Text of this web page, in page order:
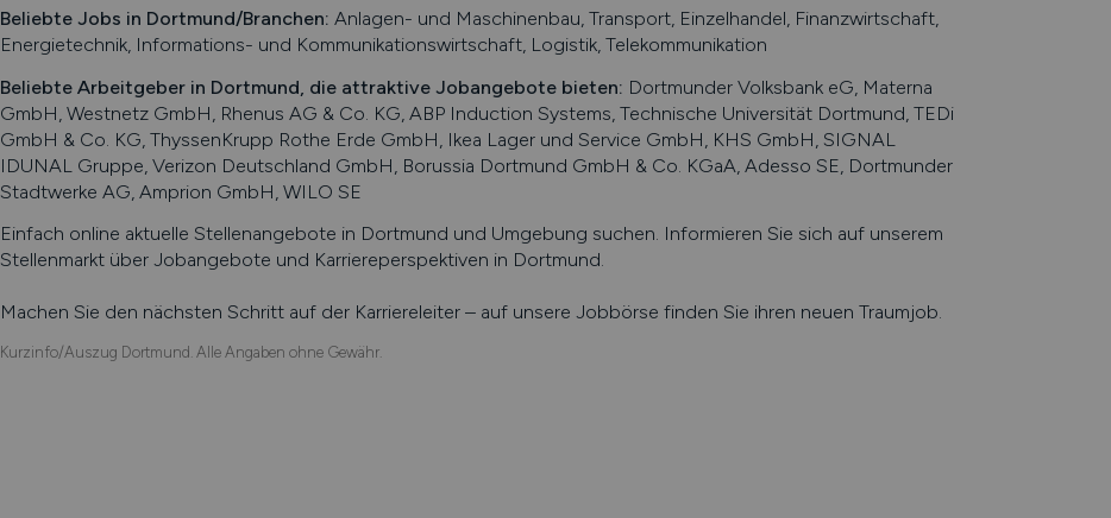
Beliebte Jobs in Dortmund/Branchen: Anlagen- und Maschinenbau, Transport, Einzelhandel, Finanzwirtschaft,
Energietechnik, Informations- und Kommunikationswirtschaft, Logistik, Telekommunikation
Beliebte Arbeitgeber in Dortmund , die attraktive Jobangebote bieten: Dortmunder Volksbank eG, Materna
GmbH, Westnetz GmbH, Rhenus AG & Co. KG, ABP Induction Systems, Technische Universität Dortmund, TEDi
GmbH & Co. KG, ThyssenKrupp Rothe Erde GmbH, Ikea Lager und Service GmbH, KHS GmbH, SIGNAL
IDUNAL Gruppe, Verizon Deutschland GmbH, Borussia Dortmund GmbH & Co. KGaA, Adesso SE, Dortmunder
Stadtwerke AG, Amprion GmbH, WILO SE
Einfach online aktuelle Stellenangebote in Dortmund und Umgebung suchen. Informieren Sie sich auf unserem
Stellenmarkt über Jobangebote und Karriereperspektiven in Dortmund.
Machen Sie den nächsten Schritt auf der Karriereleiter – auf unsere Jobbörse finden Sie ihren neuen Traumjob.
Kurzinfo/Auszug Dortmund. Alle Angaben ohne Gewähr.